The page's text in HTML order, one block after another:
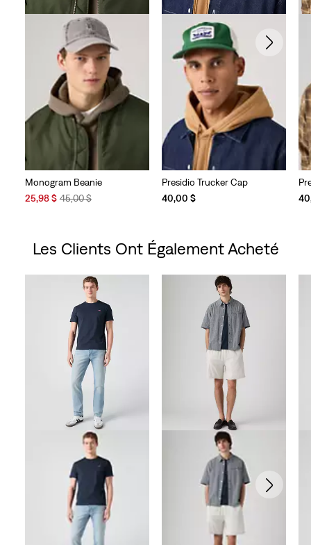
Monogram Beanie
Sale
25,98 $Original
45,00 $
Presidio Trucker Cap
40,00 $
Les Clients Ont Également Acheté